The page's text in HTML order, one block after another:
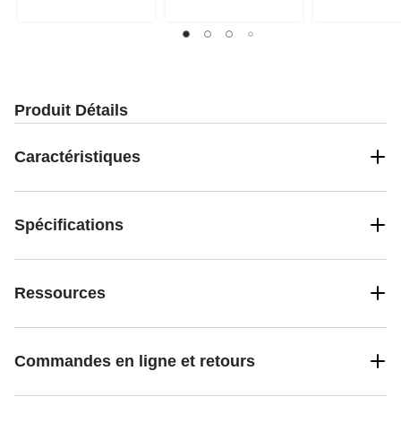
Produit Détails
Caractéristiques
Spécifications
Ressources
Commandes en ligne et retours